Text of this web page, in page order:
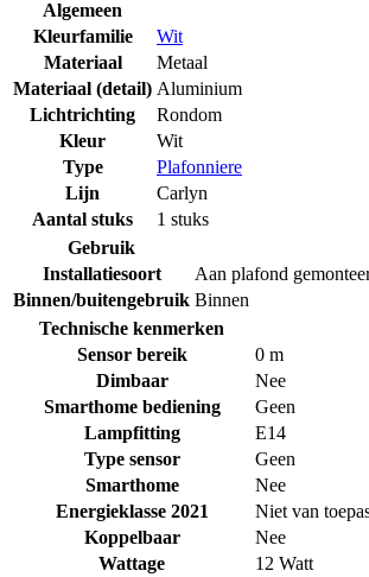
Algemeen
Kleurfamilie
Wit
Materiaal
Metaal
Materiaal (detail) Aluminium
Lichtrichting
Rondom
Kleur
Wit
Type
Plafonniere
Lijn
Carlyn
Aantal stuks
1 stuks
Gebruik
Installatiesoort
Aan plafond
Binnen/buitengebruik Binnen
Technische kenmerken
Sensor bereik
0 m
Dimbaar
Nee
Smarthome bediening
Geen
Lampfitting
E14
Type sensor
Geen
Smarthome
Nee
Energieklasse 2021
Niet van
Koppelbaar
Nee
Wattage
12 Watt